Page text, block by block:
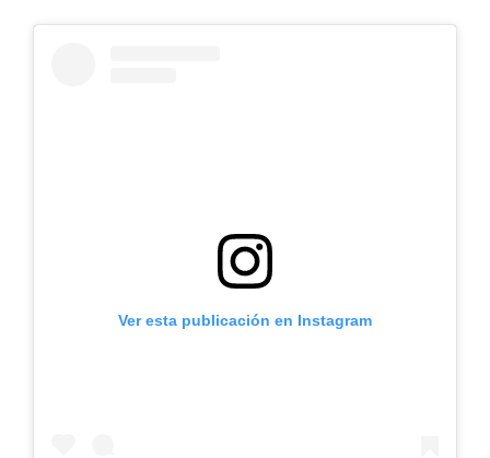
Ver esta publicación en Instagram